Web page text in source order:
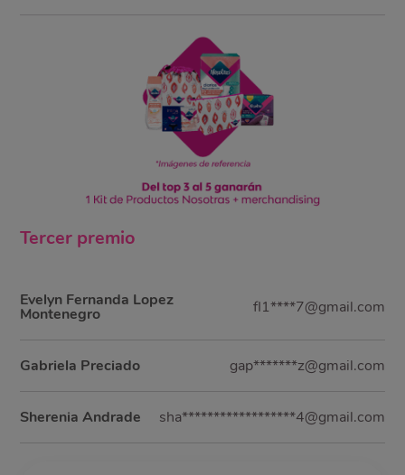
Tercer premio
Evelyn Fernanda Lopez
Montenegro fl1****7@gmail.com
Gabriela Preciado gap*******z@gmail.com
Sherenia Andrade sha******************4@gmail.com